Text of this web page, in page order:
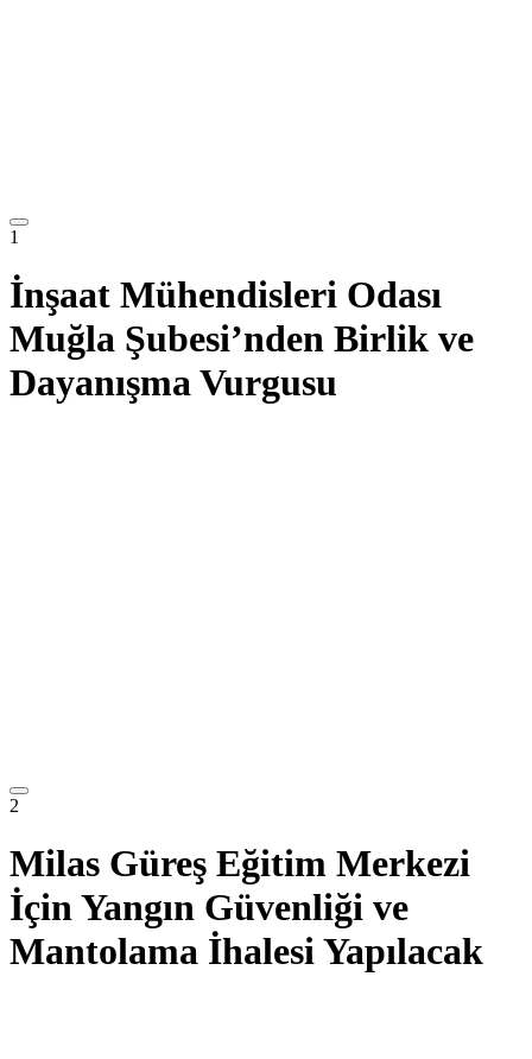
1
İnşaat Mühendisleri Odası
Muğla Şubesi’nden Birlik ve
Dayanışma Vurgusu
2
Milas Güreş Eğitim Merkezi
İçin Yangın Güvenliği ve
Mantolama İhalesi Yapılacak